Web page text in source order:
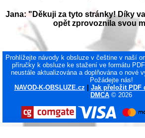
Jana: "Děkuji za tyto stránky! Díky
opět zprovoznila svou
Prohlížejte návody k obsluze v češtine v naší
příručky k obsluze ke stažení ve formátu
neustále aktualizována a doplňována o nové
Požádejte nás!
NAVOD-K-OBSLUZE.cz
Jak přeložit PDF
DMCA © 2026